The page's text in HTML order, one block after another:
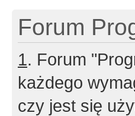
Forum
1. Forum
każdego
czy jest się